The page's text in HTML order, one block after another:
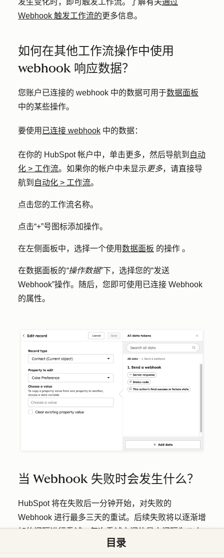
发生变化时，即可触发工作流。了解有关通过
Webhook 触发工作流的更多信息。
如何在其他工作流操作中使用
webhook 响应数据？
您账户已连接的 webhook 中的数据可用于数据面板
中的某些操作。
要使用 已连接 webhook 中的数据：
在你的 HubSpot 帐户中，单击更多，然后导航到 自动
化 > 工作流。如果你的帐户中未显示 更多，请直接导
航到 自动化 > 工作流。
点击您的工作流名称。
点击“+”号图标添加操作。
在左侧面板中，选择一个使用数据面板 的操作 。
在数据面板的“操作数据”下，选择您的“发送
Webhook”操作。随后，您即可使用已连接 Webhook
的属性。
当 Webhook 失败时会发生什么？
HubSpot 将在失败后一分钟开始，对失败的
Webhook 进行最多三天的重试。后续失败将以逐渐增
加的间隔进行重试，每次重试之间的最大间隔为八小
目录